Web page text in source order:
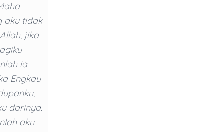
aku tidak
jika
ia
Engkau
darinya.
aku